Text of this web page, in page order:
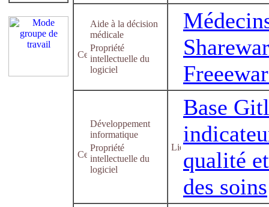
Aide à la décision
médicale
Propriété
intellectuelle du
logiciel
Développement
informatique
Propriété
intellectuelle du
logiciel
Base
qualité
des soins